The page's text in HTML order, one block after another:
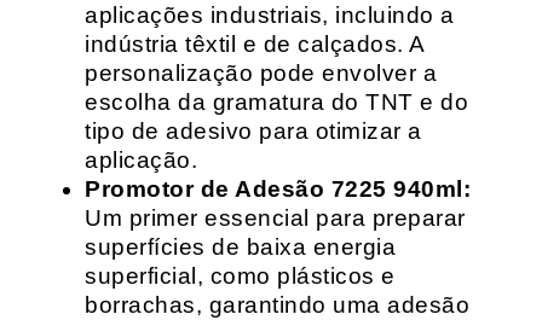
aplicações industriais, incluindo a
indústria têxtil e de calçados. A
personalização pode envolver a
escolha da gramatura do TNT e do
tipo de adesivo para otimizar a
aplicação.
Promotor de Adesão 7225 940ml:
Um primer essencial para preparar
superfícies de baixa energia
superficial, como plásticos e
borrachas, garantindo uma adesão